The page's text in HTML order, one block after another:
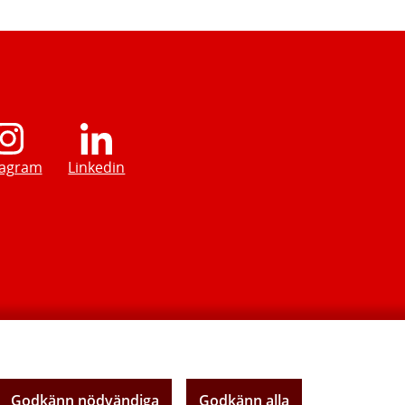
Godkänn nödvändiga Godkänn alla
Linkedin